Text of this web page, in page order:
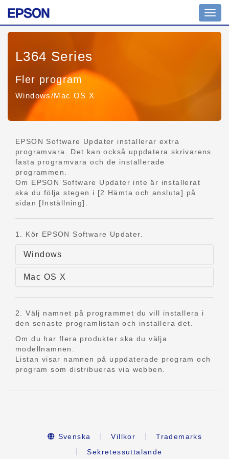
Växla
L364 Series
Fler program
Windows/Mac OS X
EPSON Software Updater installerar extra
programvara. Det kan också uppdatera skrivarens
fasta programvara och de installerade
programmen.
Om EPSON Software Updater inte är installerat
ska du följa stegen i [2 Hämta och ansluta] på
sidan [Inställning].
1. Kör EPSON Software Updater.
Windows
Mac OS X
2. Välj namnet på programmet du vill installera i
den senaste programlistan och installera det.
Om du har flera produkter ska du välja
modellnamnen.
Listan visar namnen på uppdaterade program och
program som distribueras via webben.
Svenska Villkor
Trademarks
Sekretessuttalande